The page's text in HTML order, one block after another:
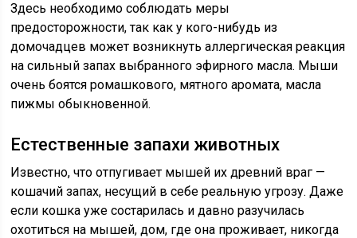
Здесь необходимо соблюдать меры
предосторожности, так как у кого-нибудь из
домочадцев может возникнуть аллергическая реакция
на сильный запах выбранного эфирного масла. Мыши
очень боятся ромашкового, мятного аромата, масла
пижмы обыкновенной.
Естественные запахи животных
Известно, что отпугивает мышей их древний враг —
кошачий запах, несущий в себе реальную угрозу. Даже
если кошка уже состарилась и давно разучилась
охотиться на мышей, дом, где она проживает, никогда